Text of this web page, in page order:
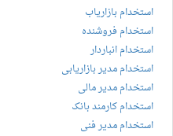
استخدام بازاریاب
استخدام فروشنده
استخدام انباردار
استخدام مدیر بازاریابی
استخدام مدیر مالی
استخدام کارمند بانک
استخدام مدیر فنی